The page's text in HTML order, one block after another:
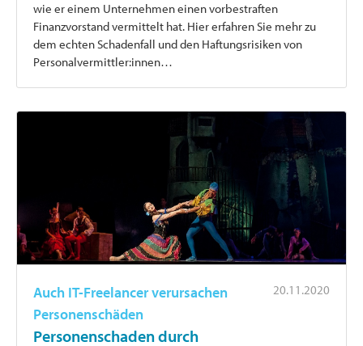
wie er einem Unternehmen einen vorbestraften
Finanzvorstand vermittelt hat. Hier erfahren Sie mehr zu
dem echten Schadenfall und den Haftungsrisiken von
Personalvermittler:innen…
20.11.2020
Auch IT-Freelancer verursachen
Personenschäden
Personenschaden durch